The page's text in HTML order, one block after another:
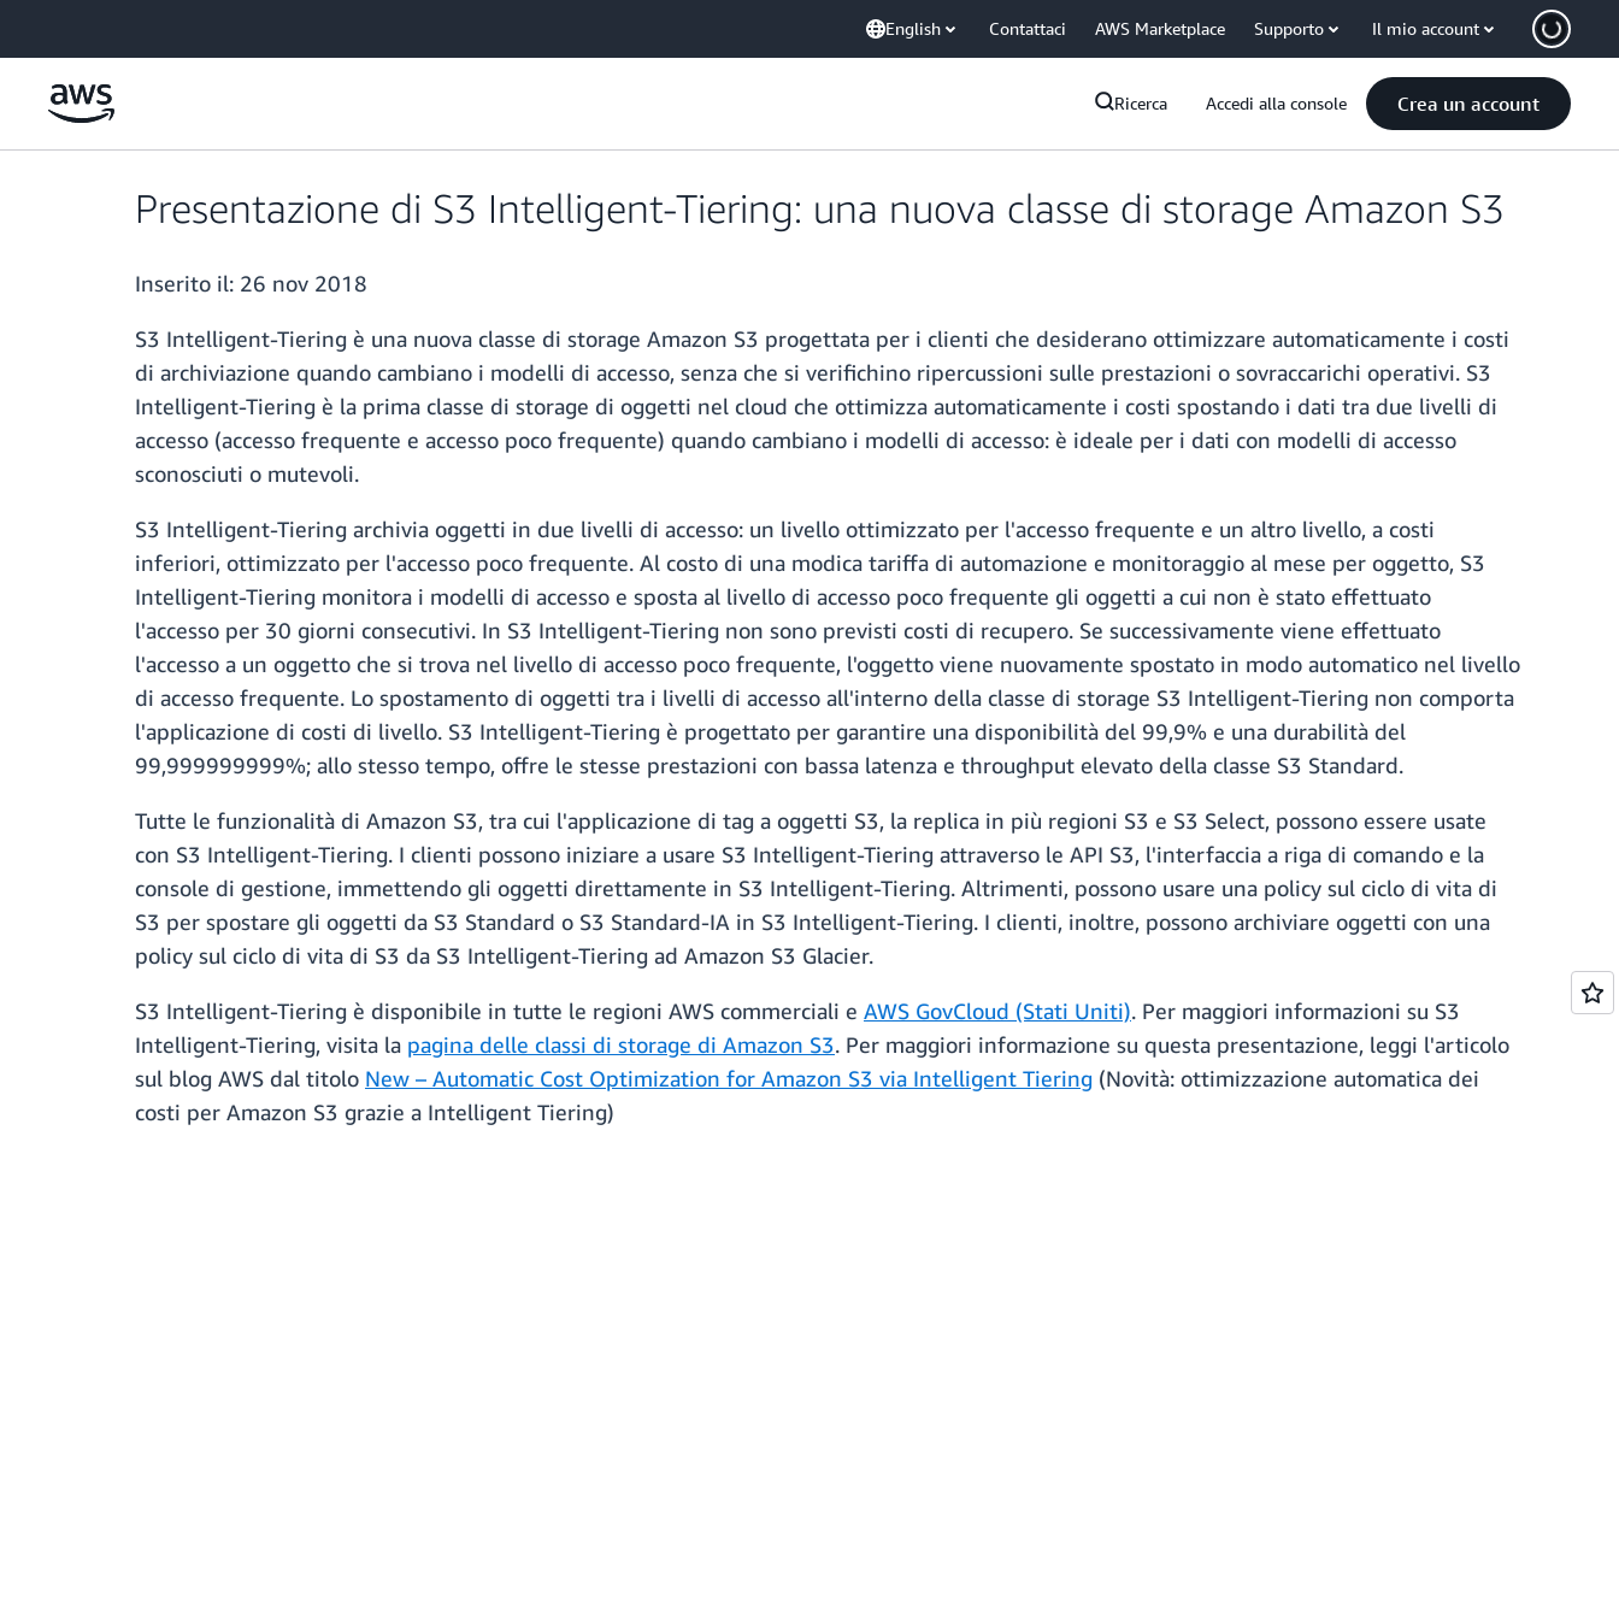
English Contattaci AWS Marketplace Supporto Il mio account
Ricerca Accedi alla console Crea un account
Presentazione di S3 Intelligent-Tiering: una nuova classe di storage Amazon S3
Inserito il: 26 nov 2018
S3 Intelligent-Tiering è una nuova classe di storage Amazon S3 progettata per i clienti che desiderano ottimizzare automaticamente i costi
di archiviazione quando cambiano i modelli di accesso, senza che si verifichino ripercussioni sulle prestazioni o sovraccarichi operativi. S3
Intelligent-Tiering è la prima classe di storage di oggetti nel cloud che ottimizza automaticamente i costi spostando i dati tra due livelli di
accesso (accesso frequente e accesso poco frequente) quando cambiano i modelli di accesso: è ideale per i dati con modelli di accesso
sconosciuti o mutevoli.
S3 Intelligent-Tiering archivia oggetti in due livelli di accesso: un livello ottimizzato per l'accesso frequente e un altro livello, a costi
inferiori, ottimizzato per l'accesso poco frequente. Al costo di una modica tariffa di automazione e monitoraggio al mese per oggetto, S3
Intelligent-Tiering monitora i modelli di accesso e sposta al livello di accesso poco frequente gli oggetti a cui non è stato effettuato
l'accesso per 30 giorni consecutivi. In S3 Intelligent-Tiering non sono previsti costi di recupero. Se successivamente viene effettuato
l'accesso a un oggetto che si trova nel livello di accesso poco frequente, l'oggetto viene nuovamente spostato in modo automatico nel livello
di accesso frequente. Lo spostamento di oggetti tra i livelli di accesso all'interno della classe di storage S3 Intelligent-Tiering non comporta
l'applicazione di costi di livello. S3 Intelligent-Tiering è progettato per garantire una disponibilità del 99,9% e una durabilità del
99,999999999%; allo stesso tempo, offre le stesse prestazioni con bassa latenza e throughput elevato della classe S3 Standard.
Tutte le funzionalità di Amazon S3, tra cui l'applicazione di tag a oggetti S3, la replica in più regioni S3 e S3 Select, possono essere usate
con S3 Intelligent-Tiering. I clienti possono iniziare a usare S3 Intelligent-Tiering attraverso le API S3, l'interfaccia a riga di comando e la
console di gestione, immettendo gli oggetti direttamente in S3 Intelligent-Tiering. Altrimenti, possono usare una policy sul ciclo di vita di
S3 per spostare gli oggetti da S3 Standard o S3 Standard-IA in S3 Intelligent-Tiering. I clienti, inoltre, possono archiviare oggetti con una
policy sul ciclo di vita di S3 da S3 Intelligent-Tiering ad Amazon S3 Glacier.
S3 Intelligent-Tiering è disponibile in tutte le regioni AWS commerciali e AWS GovCloud (Stati Uniti). Per maggiori informazioni su S3
Intelligent-Tiering, visita la pagina delle classi di storage di Amazon S3. Per maggiori informazione su questa presentazione, leggi l'articolo
sul blog AWS dal titolo New – Automatic Cost Optimization for Amazon S3 via Intelligent Tiering (Novità: ottimizzazione automatica dei
costi per Amazon S3 grazie a Intelligent Tiering)